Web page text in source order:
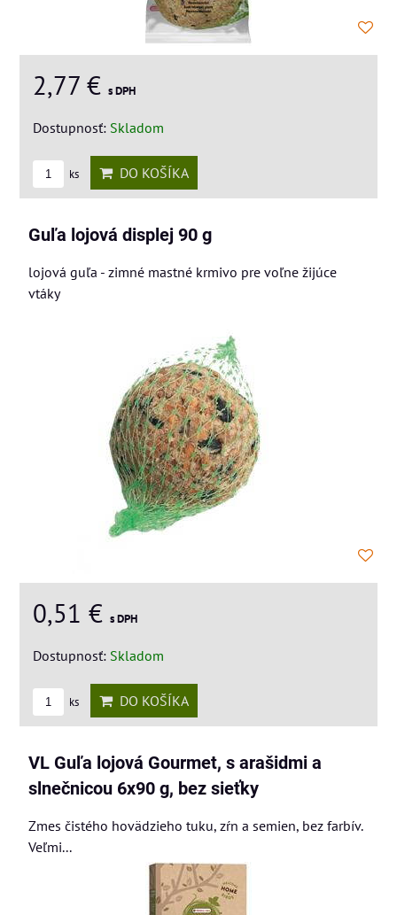
2,77 € s DPH
Dostupnosť: Skladom
ks DO KOŠÍKA
Guľa lojová displej 90 g
lojová guľa - zimné mastné krmivo pre voľne žijúce
vtáky
0,51 € s DPH
Dostupnosť: Skladom
ks DO KOŠÍKA
VL Guľa lojová Gourmet, s arašidmi a
slnečnicou 6x90 g, bez sieťky
Zmes čistého hovädzieho tuku, zŕn a semien, bez farbív.
Veľmi...